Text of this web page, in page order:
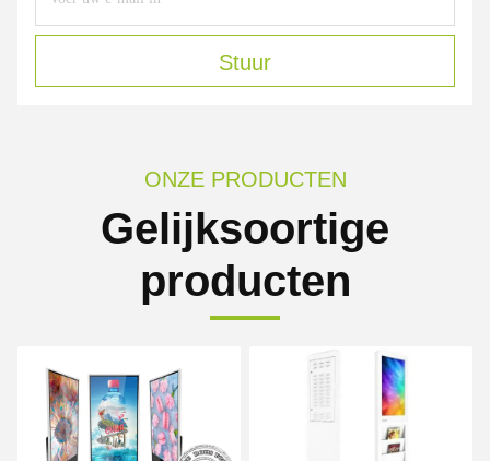
Stuur
ONZE PRODUCTEN
Gelijksoortige
producten